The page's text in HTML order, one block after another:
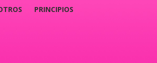
PRINCIPIOS